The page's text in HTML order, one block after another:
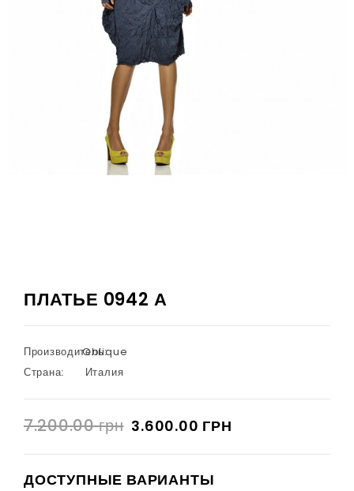
ПЛАТЬЕ 0942 А
Производитель:
Oblique
Страна:
Италия
7.200.00 грн 3.600.00 ГРН
ДОСТУПНЫЕ ВАРИАНТЫ